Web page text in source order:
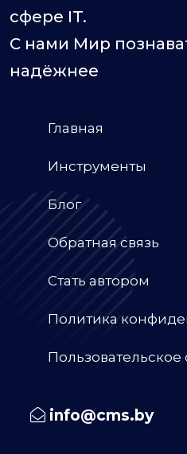
сфере IT.
С нами Мир
надёжнее
Главная
Инструменты
Блог
Обратная связь
Стать автором
Политика
info@cms.by